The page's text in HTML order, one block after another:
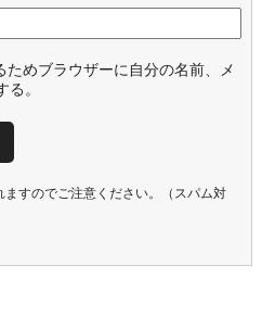
ためブラウザーに自分の名前、メ
。
すのでご注意ください。（スパム対